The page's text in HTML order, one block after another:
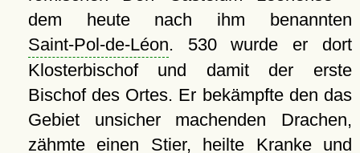
dem heute nach ihm benannten
Saint-Pol-de-Léon. 530 wurde er dort
Klosterbischof und damit der erste
Bischof des Ortes. Er bekämpfte den das
Gebiet unsicher machenden Drachen,
zähmte einen Stier, heilte Kranke und